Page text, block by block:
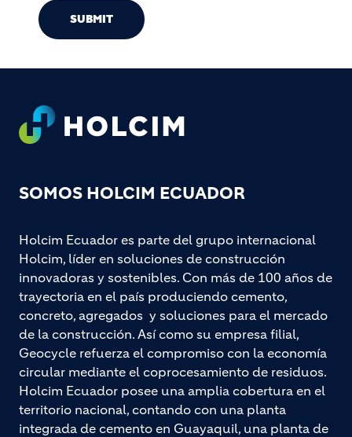
SUBMIT
Footer
SOMOS HOLCIM ECUADOR
Holcim Ecuador es parte del grupo internacional
Holcim, líder en soluciones de construcción
innovadoras y sostenibles. Con más de 100 años de
trayectoria en el país produciendo cemento,
concreto, agregados y soluciones para el mercado
de la construcción. Así como su empresa filial,
Geocycle refuerza el compromiso con la economía
circular mediante el coprocesamiento de residuos.
Holcim Ecuador posee una amplia cobertura en el
territorio nacional, contando con una planta
integrada de cemento en Guayaquil, una planta de